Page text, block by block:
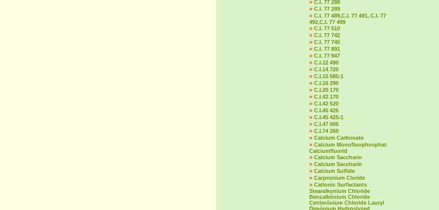
» C.I. 77 288
» C.I. 77 289
» C.I. 77 489,C.I. 77 491, C.I. 77
492,C.I. 77 499
» C.I. 77 510
» C.I. 77 742
» C.I. 77 745
» C.I. 77 891
» C.I. 77 947
» C.I.12 490
» C.I.14 720
» C.I.15 585:1
» C.I.16 290
» C.I.20 170
» C.I.42 170
» C.I.42 520
» C.I.45 425
» C.I.45 425:1
» C.I.47 005
» C.I.74 260
» Calcium Carbonate
» Calcium Monofluophosphat
Calciumfluorid
» Calcium Saccharin
» Calcium Saccharin
» Calcium Sulfide
» Carpronium Cloride
» Cationic Surfactants
Stearalkonium Chloride
Benzalkónium Chloride
Cetrimónium Chloride Lauryl
Dimónium Hydroslysed